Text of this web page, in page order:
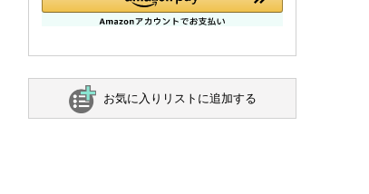
お気に入りリストに追加する